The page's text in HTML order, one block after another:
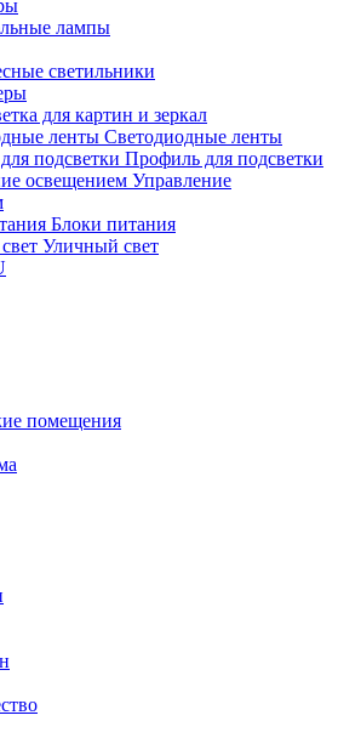
лампы
светильники
для картин и зеркал
Светодиодные ленты
Профиль для подсветки
Управление
Блоки питания
Уличный свет
помещения